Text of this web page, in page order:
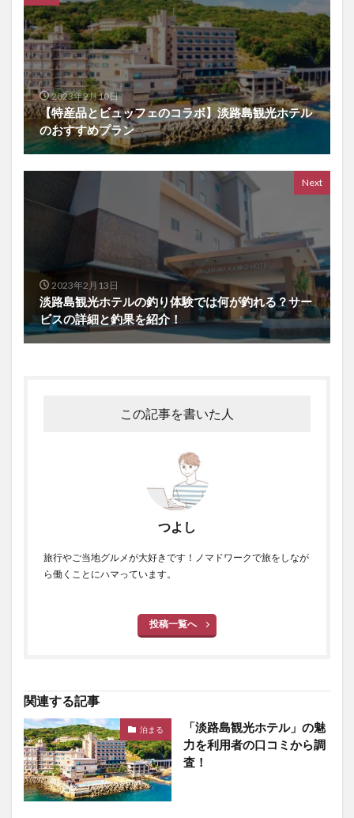
2023年2月10日
【特産品とビュッフェのコラボ】淡路島観光ホテル
のおすすめプラン
Next
2023年2月13日
淡路島観光ホテルの釣り体験では何が釣れる？サー
ビスの詳細と釣果を紹介！
この記事を書いた人
つよし
旅行やご当地グルメが大好きです！ノマドワークで旅をしなが
ら働くことにハマっています。
投稿一覧へ
関連する記事
泊まる
「淡路島観光ホテル」の魅
力を利用者の口コミから調
査！